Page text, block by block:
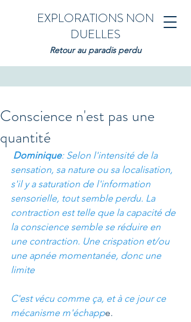
EXPLORATIONS NON
DUELLES
Retour au paradis perdu
Conscience n'est pas une
quantité
Dominique: Selon l'intensité de la
sensation, sa nature ou sa localisation,
s'il y a saturation de l'information
sensorielle, tout semble perdu. La
contraction est telle que la capacité de
la conscience semble se réduire en
une contraction. Une crispation et/ou
une apnée momentanée, donc une
limite
C'est vécu comme ça, et à ce jour ce
mécanisme m'échappe.